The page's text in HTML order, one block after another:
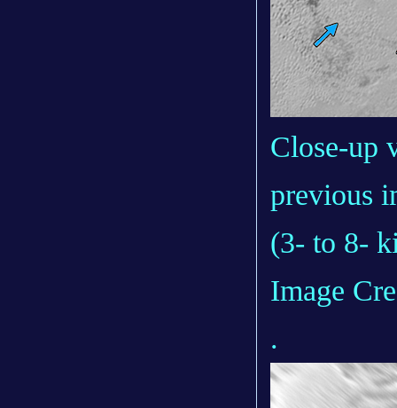
Close-up
previous
(3- to 8-
Image
.